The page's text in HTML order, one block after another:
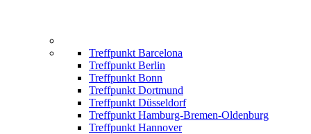
Treffpunkt Barcelona
Treffpunkt Berlin
Treffpunkt Bonn
Treffpunkt Dortmund
Treffpunkt Düsseldorf
Treffpunkt Hamburg-Bremen-Oldenburg
Treffpunkt Hannover